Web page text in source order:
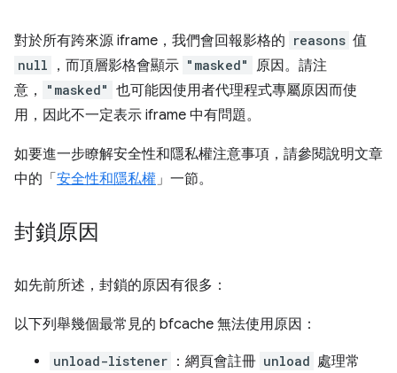
對於所有跨來源 iframe，我們會回報影格的 reasons 值
null ，而頂層影格會顯示 "masked"
原因。請注
意，
"masked" 也可能因使用者代理程式專屬原因而使
用，因此不一定表示 iframe 中有問題。
如要進一步瞭解安全性和隱私權注意事項，請參閱說明文章
中的「 安全性和隱私權」一節。
封鎖原因
如先前所述，封鎖的原因有很多：
以下列舉幾個最常見的 bfcache 無法使用原因：
unload-listener ：網頁會註冊 unload 處理常